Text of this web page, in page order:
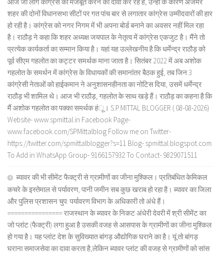
शहर की दोनों विधानसभा सीटों पर गत पांच बार से लगातार कांग्रेस उम्मीदवारों की हार
हो रही है। कांग्रेस को नगर निगम में भी अपना बोर्ड बनाने का अवसर नहीं मिल रहा
है। राठौड़ ने कहा कि शहर अध्यक्ष जयपाल के नेतृत्व में कांग्रेस एकजुट है। मैंने तो
प्रत्येक कार्यकर्ता का सम्मान किया है। यहां यह उल्लेखनीय है कि धर्मेन्द्र राठौड़ को
पूर्व सीएम गहलोत का कट्टर समर्थक माना जाता है। सितंबर 2022 में अब अशोक
गहलोत के समर्थन में कांग्रेस के विधायकों की समानांतर बैठक हुई, तब जिन 3
कांग्रेसी नेताओं को हाईकमान ने अनुशासनहीनता का नोटिस दिया, उसमें धर्मेन्द्र
राठौड़ भी शामिल थे। आज भी राठौड़, गहलोत के साथ खड़े हैं। राठौड़ का कहना है कि
मैं अशोक गहलोत का पक्का समर्थक हंू। S.P.MITTAL BLOGGER ( 08-08-2026)
Website- www.spmittal.in Facebook Page-
www.facebook.com/SPMittalblog Follow me on Twitter-
https://twitter.com/spmittalblogger?s=11 Blog- spmittal.blogspot.com
To Add in WhatsApp Group- 9166157932 To Contact- 9829071511
ब्यावर की भी सीमेंट फैक्ट्री से ग्रामीणों का जीना मुश्किल। प्रतिबंधित केमिकल
कचरे के इस्तेमाल से पर्यावरण, पानी जमीन सब कुछ खराब हो रहा है। ब्यावर का जिला
और पुलिस प्रशासन चुप: पर्यावरण विभाग के अधिकारी तो अंधे हैं।
================ राजस्थान के ब्यावर के निकट अंधेरी देवरी में श्री सीमेंट का
जो प्लांट (फैक्ट्री) लगा हुआ है उसकी वजह से आसपास के ग्रामीणों का जीना मुश्किल
हो गया है। यह प्लांट देश के सुविख्यात बांगड़ औद्योगिक घराने का है। यूं तो बांगड़
घराना समाजसेवा का दावा करता है,लेकिन ब्यावर प्लांट की वजह से ग्रामीणों को सांस